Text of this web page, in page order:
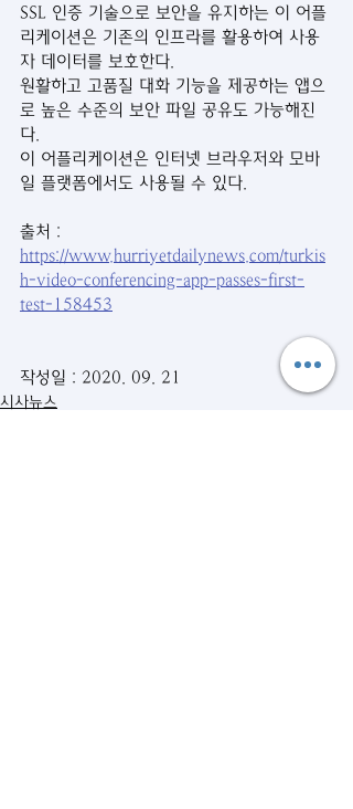
SSL 인증 기술으로 보안을 유지하는 이 어플
리케이션은 기존의 인프라를 활용하여 사용
자 데이터를 보호한다.
원활하고 고품질 대화 기능을 제공하는 앱으
로 높은 수준의 보안 파일 공유도 가능해진
다.
이 어플리케이션은 인터넷 브라우저와 모바
일 플랫폼에서도 사용될 수 있다.
출처 :
https://www.hurriyetdailynews.com/turkis
h-video-conferencing-app-passes-first-
test-158453
작성일 : 2020. 09. 21
시사뉴스